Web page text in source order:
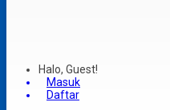
Halo, Guest!
Masuk
Daftar